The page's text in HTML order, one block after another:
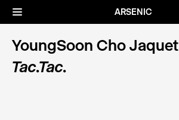
ARSENIC
☰
YoungSoon Cho Jaquet
Tac.Tac.